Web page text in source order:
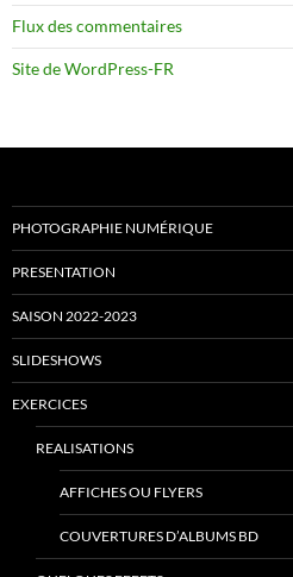
Flux des commentaires
Site de WordPress-FR
PHOTOGRAPHIE NUMÉRIQUE
PRESENTATION
SAISON 2022-2023
SLIDESHOWS
EXERCICES
REALISATIONS
AFFICHES OU FLYERS
COUVERTURES D’ALBUMS BD